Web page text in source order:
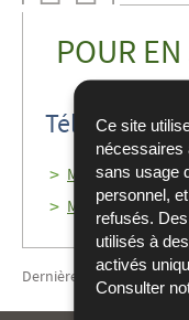
Ce site
nécessaires
sans usage
personnel,
refusés.
utilisés à
activés
Consulter
POUR
Museomag 2
Museomagenda
Dernière mise à jour06/